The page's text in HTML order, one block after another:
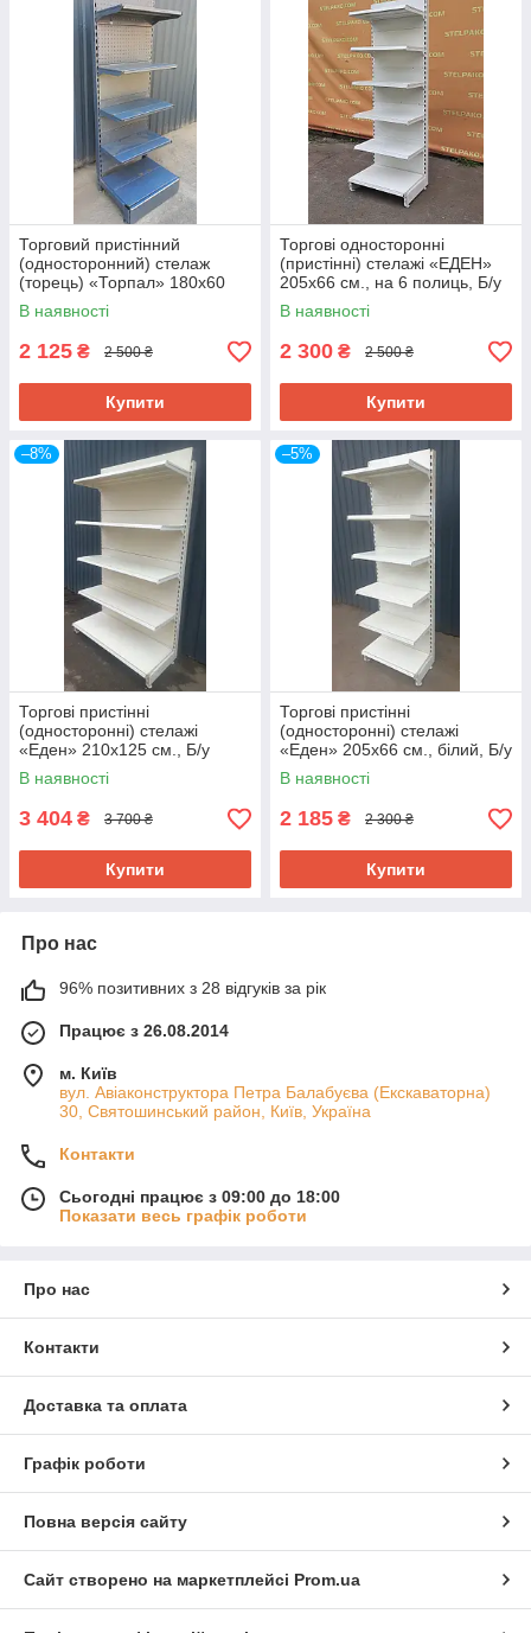
Торговий пристінний
(односторонний) стелаж
(торець) «Торпал» 180х60
см., RAL-7024, Б/у
В наявності
2 125 ₴ 2 500 ₴
Купити
Торгові односторонні
(пристінні) стелажі «ЕДЕН»
205х66 см., на 6 полиць, Б/у
В наявності
2 300 ₴ 2 500 ₴
Купити
–8%
Торгові пристінні
(односторонні) стелажі
«Еден» 210х125 см., Б/у
В наявності
3 404 ₴ 3 700 ₴
Купити
–5%
Торгові пристінні
(односторонні) стелажі
«Еден» 205х66 см., білий, Б/у
В наявності
2 185 ₴ 2 300 ₴
Купити
Про нас
96% позитивних з 28 відгуків за рік
Працює з 26.08.2014
м. Київ
вул. Авіаконструктора Петра Балабуєва (Екскаваторна)
30, Святошинський район, Київ, Україна
Контакти
Сьогодні працює з 09:00 до 18:00
Показати весь графік роботи
Про нас
Контакти
Доставка та оплата
Графік роботи
Повна версія сайту
Сайт створено на маркетплейсі Prom.ua